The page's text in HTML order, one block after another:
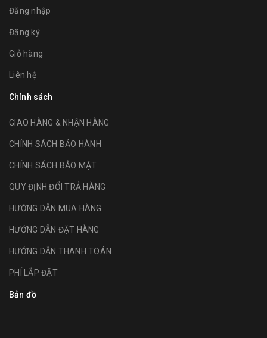
Đăng nhập
Đăng ký
Giỏ hàng
Liên hệ
Chính sách
GIAO HÀNG & NHẬN HÀNG
CHÍNH SÁCH BẢO HÀNH
CHÍNH SÁCH BẢO MẬT
QUY ĐỊNH ĐỔI TRẢ HÀNG
HƯỚNG DẪN MUA HÀNG
HƯỚNG DẪN ĐẶT HÀNG
HƯỚNG DẪN THANH TOÁN
PHÍ LẮP ĐẶT
Bản đồ